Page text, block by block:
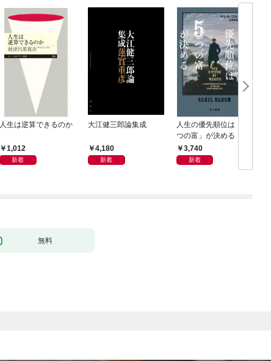
人生は逆算できるのか
1,012
新着
大江健三郎論集成
4,180
新着
人生の優先順位は「５
つの富」が決める
3,740
新着
無料